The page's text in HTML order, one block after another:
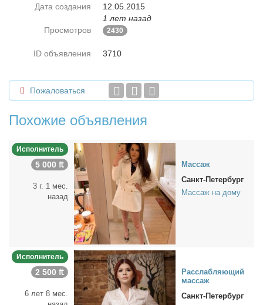
Дата создания
12.05.2015
1 лет назад
Просмотров
2430
ID объявления 3710
Пожаловаться
Похожие объявления
Исполнитель
5 000 ₶
3 г. 1 мес.
назад
Мас­саж
Санкт-Петербург
Массаж на дому
Исполнитель
2 500 ₶
6 лет 8 мес.
Рас­слаб­ля­ю­щий
мас­саж
Санкт-Петербург